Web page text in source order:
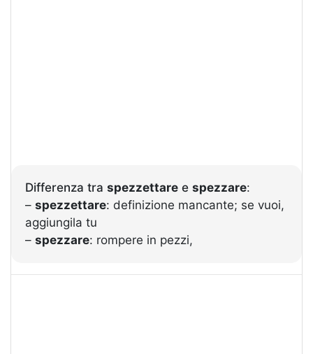
Differenza tra spezzettare e spezzare:
– spezzettare: definizione mancante; se vuoi,
aggiungila tu
– spezzare: rompere in pezzi,